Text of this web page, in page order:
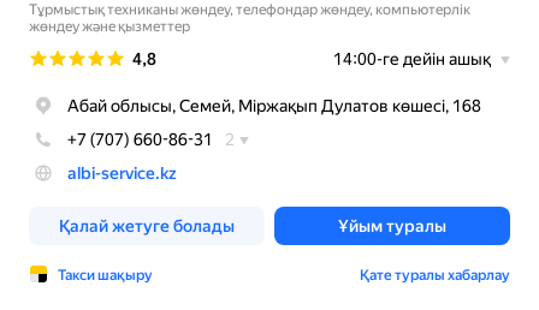
Тұрмыстық техниканы жөндеу, телефондар жөндеу, компьютерлік
жөндеу және қызметтер
Рейтинг
4,8 14:00-ге дейін ашық
Абай облысы, Семей, Міржақып Дулатов көшесі, 168
+7 (707) 660-86-31
2
albi-service.kz
Қалай жетуге болады Ұйым туралы
Такси шақыру Қате туралы хабарлау